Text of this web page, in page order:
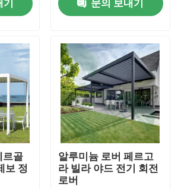
세요
라스 담쟁이 등으로 덮인 정자
담쟁이 등으로 덮인 정자
기 문의 보내기
르골
보 정
알루미늄 로버 페르고
라 빌라 야드 전기 회전
로버